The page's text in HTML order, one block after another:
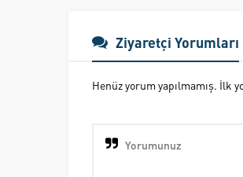
Ziyaretçi Yorumları
Henüz yorum yapılmamış. İlk